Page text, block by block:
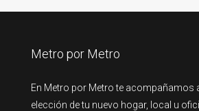
Metro por Metro
En Metro por Metro te acompañamos
elección de tu nuevo hogar, local u